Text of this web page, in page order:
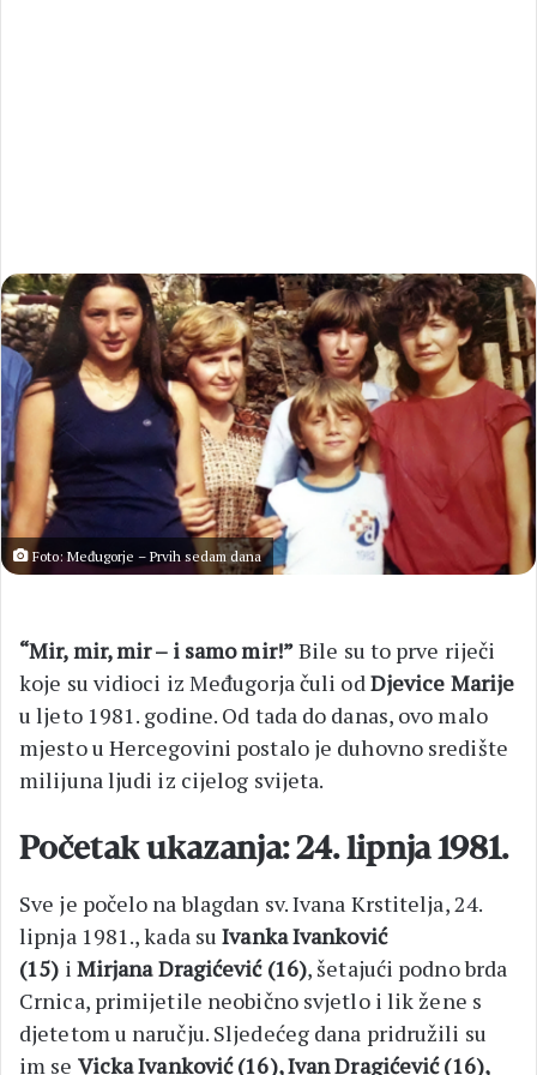
Foto: Međugorje – Prvih sedam dana
“Mir, mir, mir – i samo mir!”Bile su to prve riječi
koje su vidioci iz Međugorja čuli odDjevice Marije
u ljeto 1981. godine. Od tada do danas, ovo malo
mjesto u Hercegovini postalo je duhovno središte
milijuna ljudi iz cijelog svijeta.
Početak ukazanja: 24. lipnja 1981.
Sve je počelo na blagdan sv. Ivana Krstitelja, 24.
lipnja 1981., kada suIvanka Ivanković
(15) i Mirjana Dragićević (16), šetajući podno brda
Crnica, primijetile neobično svjetlo i lik žene s
djetetom u naručju. Sljedećeg dana pridružili su
im se Vicka Ivanković (16), Ivan Dragićević (16),